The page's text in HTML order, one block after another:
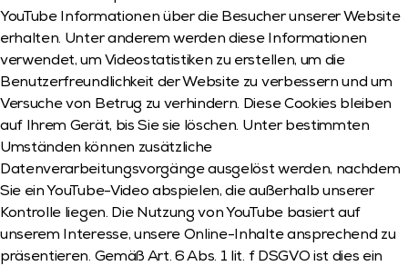
YouTube Informationen über die Besucher unserer Website
erhalten. Unter anderem werden diese Informationen
verwendet, um Videostatistiken zu erstellen, um die
Benutzerfreundlichkeit der Website zu verbessern und um
Versuche von Betrug zu verhindern. Diese Cookies bleiben
auf Ihrem Gerät, bis Sie sie löschen. Unter bestimmten
Umständen können zusätzliche
Datenverarbeitungsvorgänge ausgelöst werden, nachdem
Sie ein YouTube-Video abspielen, die außerhalb unserer
Kontrolle liegen. Die Nutzung von YouTube basiert auf
unserem Interesse, unsere Online-Inhalte ansprechend zu
präsentieren. Gemäß Art. 6 Abs. 1 lit. f DSGVO ist dies ein